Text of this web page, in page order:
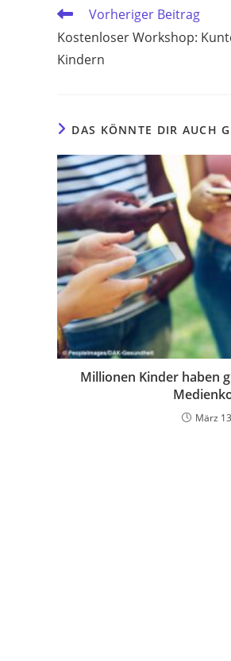
Weitere
ansehen
Vorheriger Beitrag
Kostenloser Workshop:
Kindern
DAS KÖNNTE DIR AUCH
Millionen Kinder haben
März